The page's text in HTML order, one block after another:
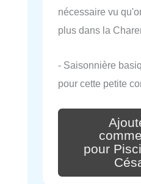
nécessaire vu
plus dans la
- Saisonnière
pour cette petite
pour